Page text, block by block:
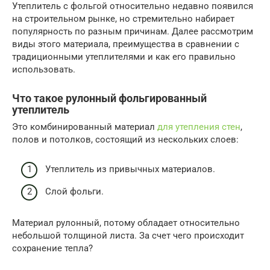
Утеплитель с фольгой относительно недавно появился
на строительном рынке, но стремительно набирает
популярность по разным причинам. Далее рассмотрим
виды этого материала, преимущества в сравнении с
традиционными утеплителями и как его правильно
использовать.
Что такое рулонный фольгированный
утеплитель
Это комбинированный материал для утепления стен,
полов и потолков, состоящий из нескольких слоев:
Утеплитель из привычных материалов.
Слой фольги.
Материал рулонный, потому обладает относительно
небольшой толщиной листа. За счет чего происходит
сохранение тепла?